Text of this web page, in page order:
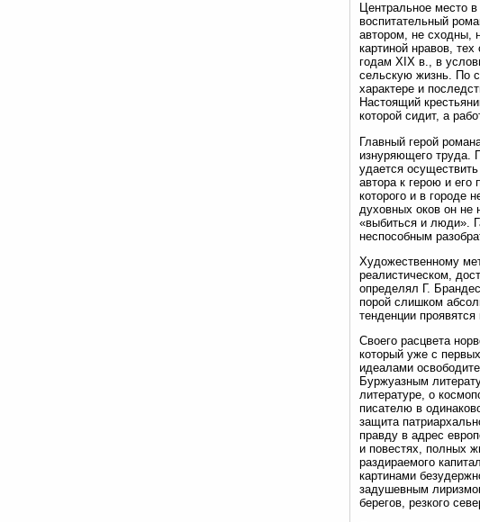
Центральное место
воспитательный
автором, не сходны,
картиной нравов,
годам XIX в., в
сельскую жизнь. По
характере и
Настоящий
которой сидит, а
Главный герой
изнуряющего труда.
удается
автора к герою и
которого и в городе
духовных оков он
«выбиться и люди».
неспособным
Художественному
реалистическом,
определял Г.
порой слишком
тенденции
Своего расцвета
который уже с
идеалами
Буржуазным
литературе, о
писателю в
защита
правду в адрес
и повестях, полных
раздираемого
картинами
задушевным
берегов, резкого